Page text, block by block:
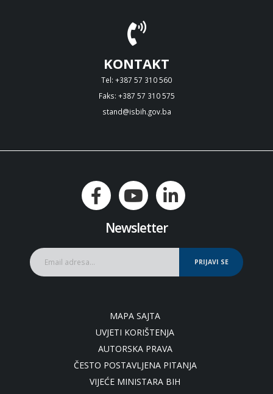
KONTAKT
Tel: +387 57 310 560
Faks: +387 57 310 575
stand@isbih.gov.ba
Newsletter
PRIJAVI SE
MAPA SAJTA
UVJETI KORIŠTENJA
AUTORSKA PRAVA
ČESTO POSTAVLJENA PITANJA
VIJEĆE MINISTARA BIH